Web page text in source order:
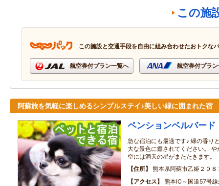
この施
この施設と交通手段を自由に組み合わせたおトクな
航空券付プラン一覧へ 航空券付プラ
阿蘇旅を気軽に楽しめるシンプルステイ♪美しい緑に囲まれた宿
ペンションベルバード
急な宿泊にも最適です♪ 緑の香り
大な景色に癒されてください。
空には満天の星がまたたきます。
住所
熊本県阿蘇市乙姫２０８
アクセス
熊本IC～国道57号